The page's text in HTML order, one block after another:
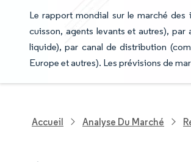
Le rapport mondial sur le marché
cuisson, agents levants et autres),
liquide), par canal de distribution
Europe et autres). Les prévisions de
Accueil Analyse Du Marché